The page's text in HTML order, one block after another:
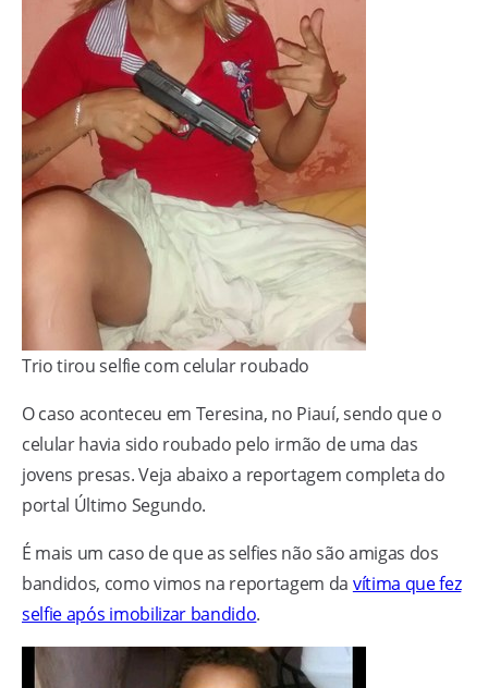
Trio tirou selfie com celular roubado
O caso aconteceu em Teresina, no Piauí, sendo que o
celular havia sido roubado pelo irmão de uma das
jovens presas. Veja abaixo a reportagem completa do
portal Último Segundo.
É mais um caso de que as selfies não são amigas dos
bandidos, como vimos na reportagem da vítima que fez
selfie após imobilizar bandido.